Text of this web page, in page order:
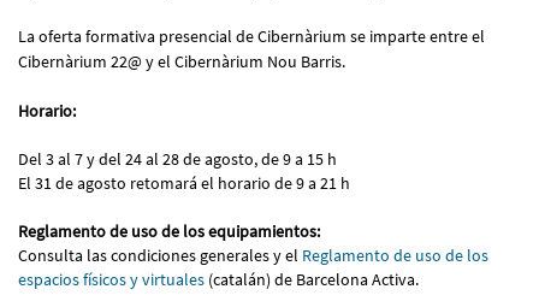
La oferta formativa presencial de Cibernàrium se imparte entre el
Cibernàrium 22@ y el Cibernàrium Nou Barris.
Horario:
Del 3 al 7 y del 24 al 28 de agosto, de 9 a 15 h
El 31 de agosto retomará el horario de 9 a 21 h
Reglamento de uso de los equipamientos:
Consulta las condiciones generales y el Reglamento de uso de los
espacios físicos y virtuales (catalán) de Barcelona Activa.